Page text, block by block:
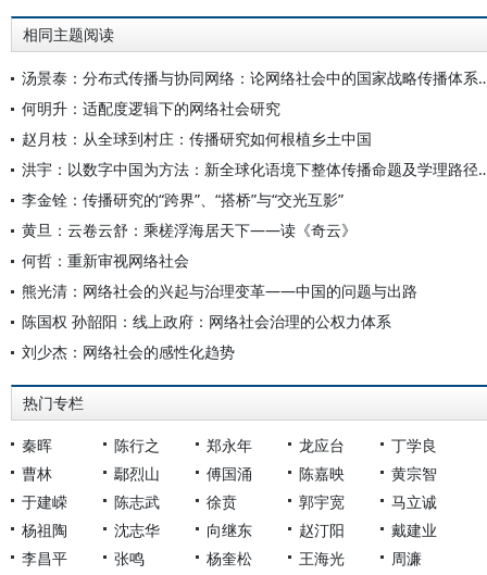
相同主题阅读
汤景泰：分布式传播与协同网
何明升：适配度逻辑下的网络社会研究
赵月枝：从全球到村庄：传播研究如何根植乡土中国
洪宇：以数字中国为方法：新
李金铨：传播研究的“跨界”、“搭桥”与“交光互影”
黄旦：云卷云舒：乘槎浮海居天下——读《奇云》
何哲：重新审视网络社会
熊光清：网络社会的兴起与治理变革——中国的问题与出路
陈国权 孙韶阳：线上政府：网络社会治理的公权力体系
刘少杰：网络社会的感性化趋势
热门专栏
秦晖 陈行之 郑永年 龙应台
丁学良
曹林
鄢烈山 傅国涌 陈嘉映
黄宗智
于建嵘
陈志武 徐贲 郭宇宽
马立诚
杨祖陶
沈志华 向继东 赵汀阳
戴建业
李昌平
张鸣 杨奎松 王海光 周濂